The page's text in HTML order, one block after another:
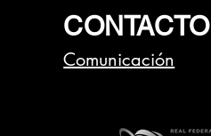
CONTACTO
Comunicación